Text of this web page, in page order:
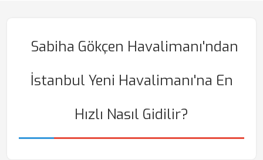
Sabiha Gökçen Havalimanı'ndan
İstanbul Yeni Havalimanı'na En
Hızlı Nasıl Gidilir?